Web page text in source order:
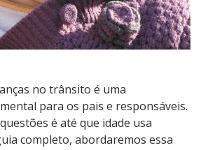
no trânsito é uma
para os pais e responsáveis.
é até que idade usa
completo, abordaremos essa